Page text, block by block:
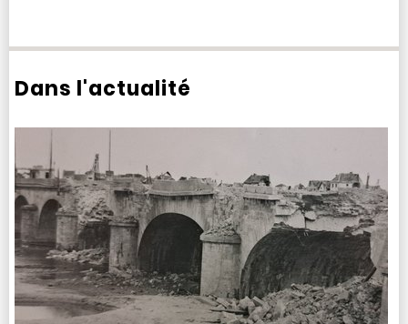
Dans l'actualité